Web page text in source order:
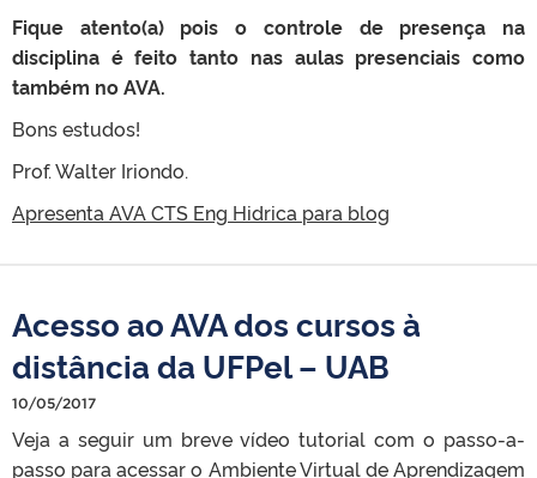
Fique atento(a) pois o controle de presença na
disciplina é feito tanto nas aulas presenciais como
também no AVA.
Bons estudos!
Prof. Walter Iriondo.
Apresenta AVA CTS Eng Hidrica para blog
Acesso ao AVA dos cursos à
distância da UFPel – UAB
10/05/2017
Veja a seguir um breve vídeo tutorial com o passo-a-
passo para acessar o Ambiente Virtual de Aprendizagem